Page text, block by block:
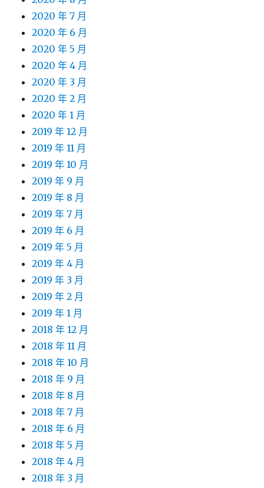
2020 年 7 月
2020 年 6 月
2020 年 5 月
2020 年 4 月
2020 年 3 月
2020 年 2 月
2020 年 1 月
2019 年 12 月
2019 年 11 月
2019 年 10 月
2019 年 9 月
2019 年 8 月
2019 年 7 月
2019 年 6 月
2019 年 5 月
2019 年 4 月
2019 年 3 月
2019 年 2 月
2019 年 1 月
2018 年 12 月
2018 年 11 月
2018 年 10 月
2018 年 9 月
2018 年 8 月
2018 年 7 月
2018 年 6 月
2018 年 5 月
2018 年 4 月
2018 年 3 月